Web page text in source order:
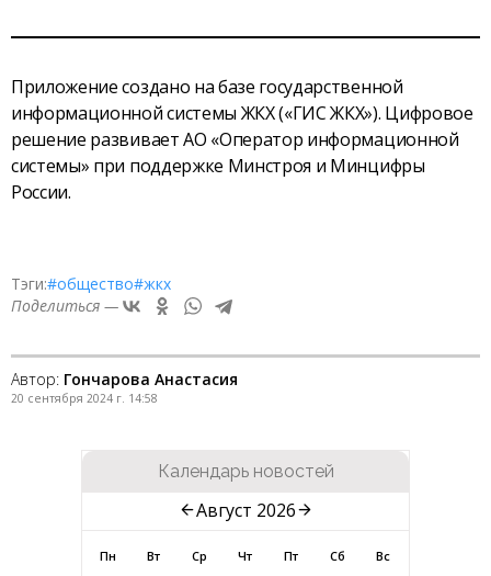
Приложение создано на базе государственной
информационной системы ЖКХ («ГИС ЖКХ»). Цифровое
решение развивает АО «Оператор информационной
системы» при поддержке Минстроя и Минцифры
России.
Тэги:#общество#жкх
Поделиться —
Автор: Гончарова Анастасия
20 сентября 2024 г. 14:58
Календарь новостей
Август 2026
Пн Вт Ср Чт Пт Сб Вс